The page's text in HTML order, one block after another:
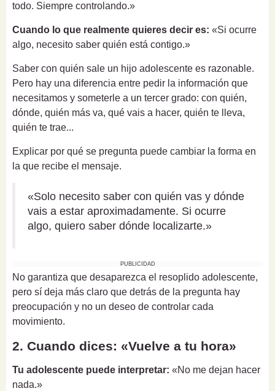
todo. Siempre controlando.»
Cuando lo que realmente quieres decir es: «Si ocurre
algo, necesito saber quién está contigo.»
Saber con quién sale un hijo adolescente es razonable.
Pero hay una diferencia entre pedir la información que
necesitamos y someterle a un tercer grado: con quién,
dónde, quién más va, qué vais a hacer, quién te lleva,
quién te trae...
Explicar por qué se pregunta puede cambiar la forma en
la que recibe el mensaje.
«Solo necesito saber con quién vas y dónde
vais a estar aproximadamente. Si ocurre
algo, quiero saber dónde localizarte.»
PUBLICIDAD
No garantiza que desaparezca el resoplido adolescente,
pero sí deja más claro que detrás de la pregunta hay
preocupación y no un deseo de controlar cada
movimiento.
2. Cuando dices: «Vuelve a tu hora»
Tu adolescente puede interpretar: «No me dejan hacer
nada.»